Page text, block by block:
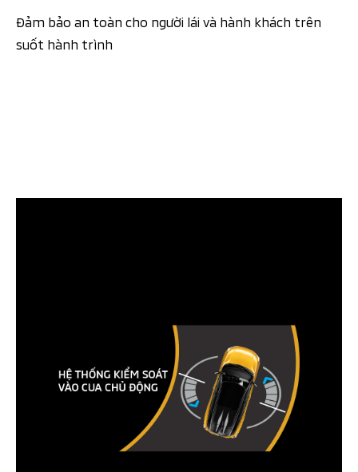
Đảm bảo an toàn cho người lái và hành khách trên
suốt hành trình